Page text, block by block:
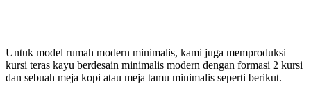
Untuk model rumah modern minimalis, kami juga memproduksi
kursi teras kayu berdesain minimalis modern dengan formasi 2 kursi
dan sebuah meja kopi atau meja tamu minimalis seperti berikut.